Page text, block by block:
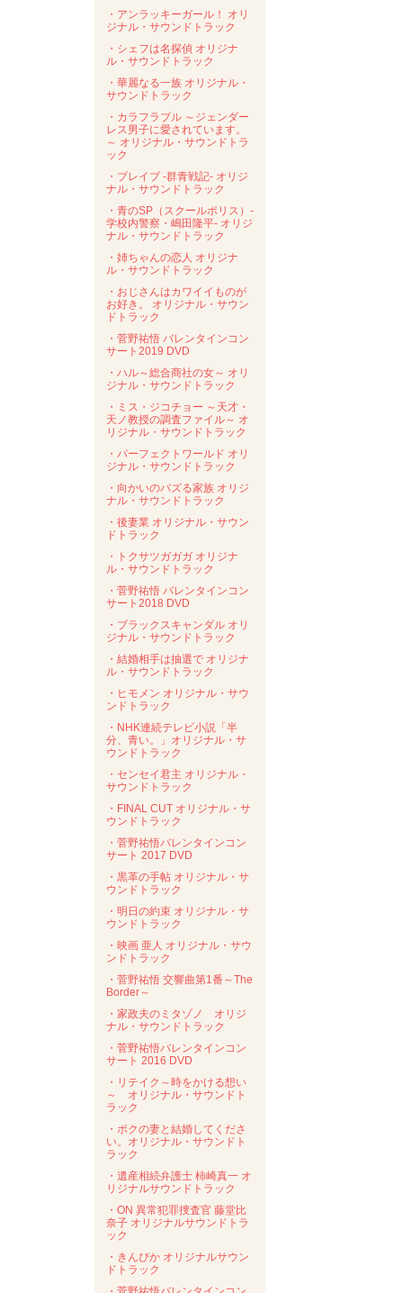
・アンラッキーガール！ オリ
ジナル・サウンドトラック
・シェフは名探偵 オリジナ
ル・サウンドトラック
・華麗なる一族 オリジナル・
サウンドトラック
・カラフラブル ～ジェンダー
レス男子に愛されています。
～ オリジナル・サウンドトラ
ック
・ブレイブ -群青戦記- オリジ
ナル・サウンドトラック
・青のSP（スクールポリス）-
学校内警察・嶋田隆平- オリジ
ナル・サウンドトラック
・姉ちゃんの恋人 オリジナ
ル・サウンドトラック
・おじさんはカワイイものが
お好き。 オリジナル・サウン
ドトラック
・菅野祐悟 バレンタインコン
サート2019 DVD
・ハル～総合商社の女～ オリ
ジナル・サウンドトラック
・ミス・ジコチョー ～天才・
天ノ教授の調査ファイル～ オ
リジナル・サウンドトラック
・パーフェクトワールド オリ
ジナル・サウンドトラック
・向かいのバズる家族 オリジ
ナル・サウンドトラック
・後妻業 オリジナル・サウン
ドトラック
・トクサツガガガ オリジナ
ル・サウンドトラック
・菅野祐悟 バレンタインコン
サート2018 DVD
・ブラックスキャンダル オリ
ジナル・サウンドトラック
・結婚相手は抽選で オリジナ
ル・サウンドトラック
・ヒモメン オリジナル・サウ
ンドトラック
・NHK連続テレビ小説「半
分、青い。」オリジナル・サ
ウンドトラック
・センセイ君主 オリジナル・
サウンドトラック
・FINAL CUT オリジナル・サ
ウンドトラック
・菅野祐悟バレンタインコン
サート 2017 DVD
・黒革の手帖 オリジナル・サ
ウンドトラック
・明日の約束 オリジナル・サ
ウンドトラック
・映画 亜人 オリジナル・サウ
ンドトラック
・菅野祐悟 交響曲第1番～The
Border～
・家政夫のミタゾノ オリジ
ナル・サウンドトラック
・菅野祐悟バレンタインコン
サート 2016 DVD
・リテイク～時をかける想い
～ オリジナル・サウンドト
ラック
・ボクの妻と結婚してくださ
い。オリジナル・サウンドト
ラック
・遺産相続弁護士 柿崎真一 オ
リジナルサウンドトラック
・ON 異常犯罪捜査官 藤堂比
奈子 オリジナルサウンドトラ
ック
・きんぴか オリジナルサウン
ドトラック